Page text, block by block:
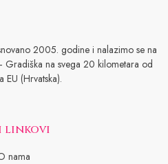
2005. godine i nalazimo se na
Gradiška na svega 20 kilometara od
EU (Hrvatska).
linkovi
nama